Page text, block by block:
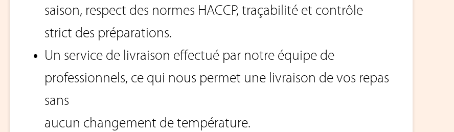
saison, respect des normes HACCP, traçabilité et contrôle
strict des préparations.
Un service de livraison effectué par notre équipe de
professionnels, ce qui nous permet une livraison de vos repas
sans
aucun changement de température.